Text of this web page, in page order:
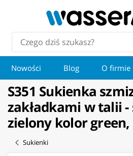
Nowości Blog O firmie
S351 Sukienka
zakładkami w talii -
zielony kolor
Sukienki